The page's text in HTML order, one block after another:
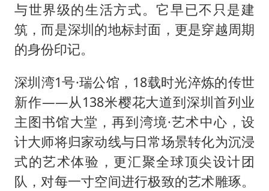
与世界级的生活方式。它早已不只是建
筑，而是深圳的地标封面，更是穿越周期
的身份印记。
深圳湾1号·瑞公馆，18载时光淬炼的传世
新作——从138米樱花大道到深圳首列业
主图书馆大堂，再到湾境·艺术中心，设
计大师将归家动线与日常场景转化为沉浸
式的艺术体验，更汇聚全球顶尖设计团
队，对每一寸空间进行极致的艺术雕琢。